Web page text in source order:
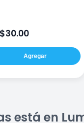
$30.00
Agregar
está en